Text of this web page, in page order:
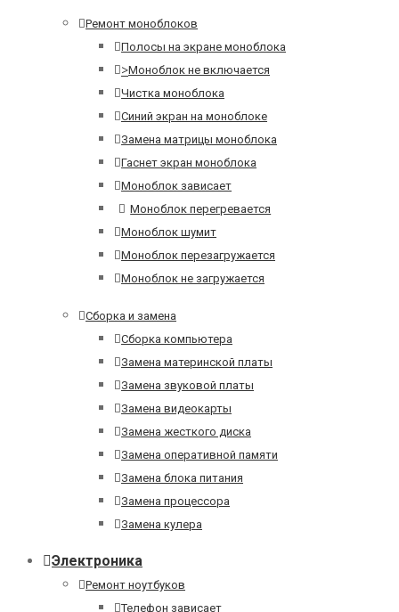
Ремонт моноблоков
Полосы на экране моноблока
>Моноблок не включается
Чистка моноблока
Синий экран на моноблоке
Замена матрицы моноблока
Гаснет экран моноблока
Моноблок зависает
Моноблок перегревается
Моноблок шумит
Моноблок перезагружается
Моноблок не загружается
Сборка и замена
Сборка компьютера
Замена материнской платы
Замена звуковой платы
Замена видеокарты
Замена жесткого диска
Замена оперативной памяти
Замена блока питания
Замена процессора
Замена кулера
Электроника
Ремонт ноутбуков
Телефон зависает